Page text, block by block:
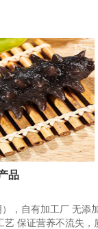
品
，自有加工厂 无添
保证营养不流失，